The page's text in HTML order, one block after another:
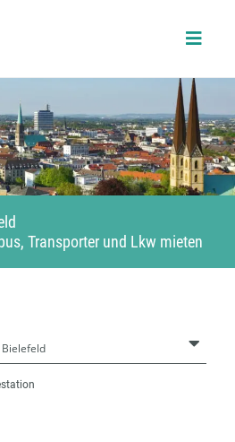
Transporter und Lkw mieten